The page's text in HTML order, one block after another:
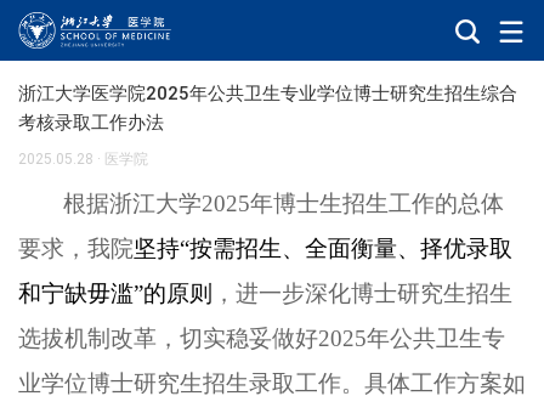
浙江大学医学院2025年公共卫生专业学位博士研究生招生综合
考核录取工作办法
2025.05.28 · 医学院
根据浙江大学2025年博士生招生工作的总体
要求，我院坚持“按需招生、全面衡量、择优录取
和宁缺毋滥”的原则
，进一步深化博士研究生招生
选拔机制改革，切实稳妥做好2025年公共卫生专
业学位博士研究生招生录取工作。具体工作方案如